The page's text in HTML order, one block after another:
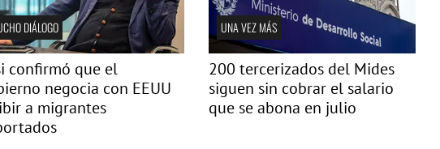
DIÁLOGO
confirmó que el
negocia con EEUU
a migrantes
UNA VEZ MÁS
200 tercerizados del Mides
siguen sin cobrar el salario
que se abona en julio